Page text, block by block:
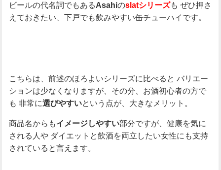
ビールの代名詞でもあるAsahiのslatシリーズも ぜひ押さ
えておきたい、下戸でも飲みやすい缶チューハイです。
こちらは、前述のほろよいシリーズに比べると バリエー
ションは少なくなりますが、その分、お酒初心者の方で
も 非常に選びやすいという点が、大きなメリット。
商品名からもイメージしやすい部分ですが、健康を気に
される人やダイエットと飲酒を両立したい女性にも支持
されていると言えます。